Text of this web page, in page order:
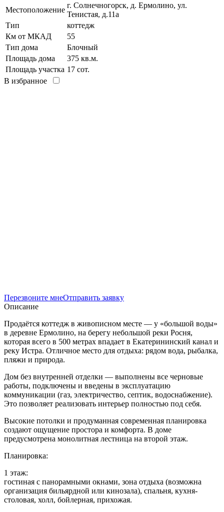
Местоположение
г. Солнечногорск, д. Ермолино, ул.
Тенистая, д.11а
Тип
коттедж
Км от МКАД
55
Тип дома
Блочный
Площадь дома
375 кв.м.
Площадь участка 17 сот.
В избранное
Перезвоните мнеОтправить заявку
Описание
Продаётся коттедж в живописном месте — у «большой воды»
в деревне Ермолино, на берегу небольшой реки Росня,
которая всего в 500 метрах впадает в Екатерининский канал и
реку Истра. Отличное место для отдыха: рядом вода, рыбалка,
пляжи и природа.
Дом без внутренней отделки — выполнены все черновые
работы, подключены и введены в эксплуатацию
коммуникации (газ, электричество, септик, водоснабжение).
Это позволяет реализовать интерьер полностью под себя.
Высокие потолки и продуманная современная планировка
создают ощущение простора и комфорта. В доме
предусмотрена монолитная лестница на второй этаж.
Планировка:
1 этаж:
гостиная с панорамными окнами, зона отдыха (возможна
организация бильярдной или кинозала), спальня, кухня-
столовая, холл, бойлерная, прихожая.